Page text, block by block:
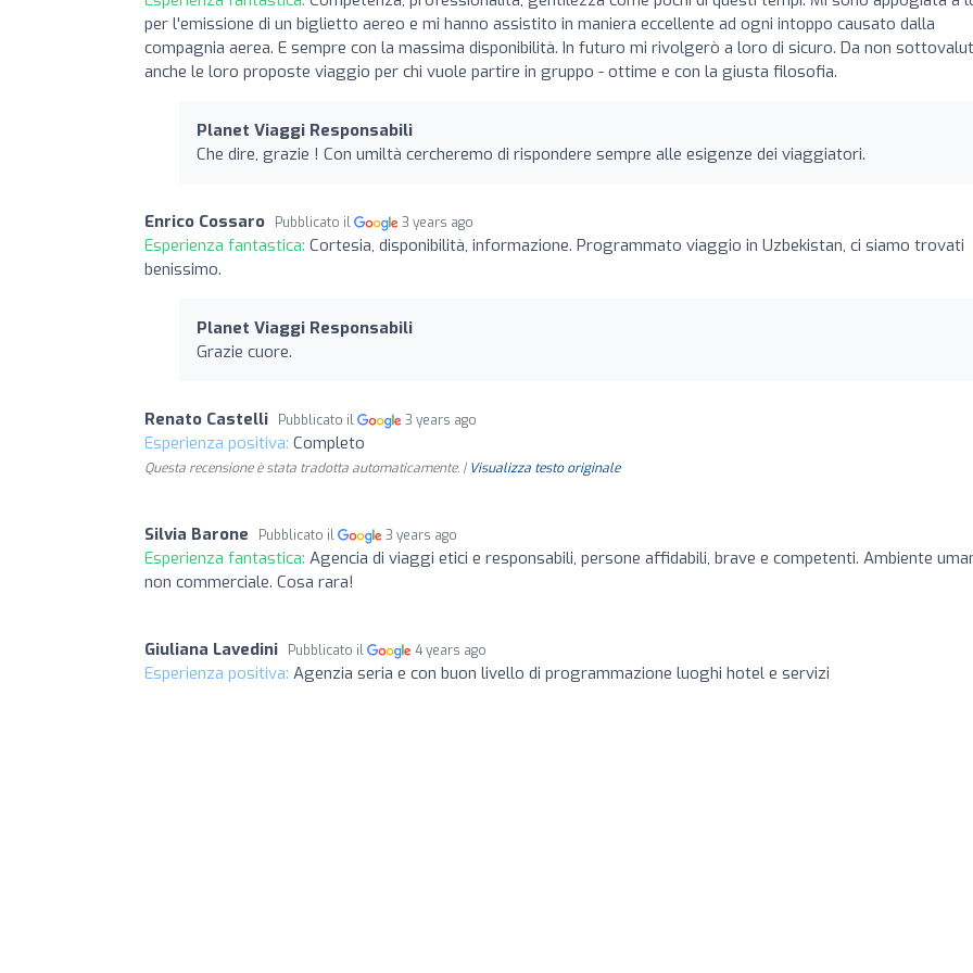
per l'emissione di un biglietto aereo e mi hanno assistito in maniera eccellente ad ogni intoppo causato dalla
compagnia aerea. E sempre con la massima disponibilità. In futuro mi rivolgerò a loro di sicuro. Da non
anche le loro proposte viaggio per chi vuole partire in gruppo - ottime e con la giusta filosofia.
Planet Viaggi Responsabili
Che dire, grazie ! Con umiltà cercheremo di rispondere sempre alle esigenze dei viaggiatori.
Enrico Cossaro Pubblicato il 3 years ago
Esperienza fantastica: Cortesia, disponibilità, informazione. Programmato viaggio in Uzbekistan, ci siamo trovati
benissimo.
Planet Viaggi Responsabili
Grazie cuore.
Renato Castelli Pubblicato il 3 years ago
Esperienza positiva: Completo
Questa recensione è stata tradotta automaticamente. | Visualizza testo originale
Silvia Barone Pubblicato il 3 years ago
Esperienza fantastica: Agencia di viaggi etici e responsabili, persone affidabili, brave e competenti. Ambiente
non commerciale. Cosa rara!
Giuliana Lavedini Pubblicato il 4 years ago
Esperienza positiva: Agenzia seria e con buon livello di programmazione luoghi hotel e servizi